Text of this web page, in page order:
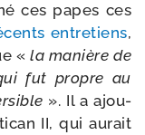
ces papes ces
entre­tiens,
« la manière de
fut propre au
». Il a ajou­
II, qui aurait